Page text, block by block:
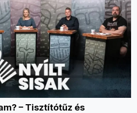
– Tisztítótűz és